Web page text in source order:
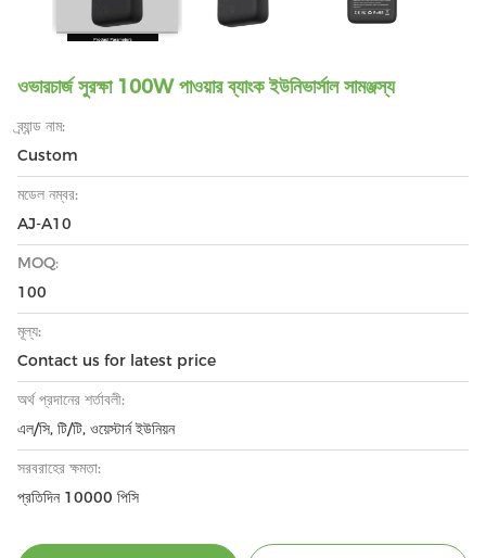
ওভারচার্জ সুরক্ষা 100W পাওয়ার ব্যাংক ইউনিভার্সাল সামঞ্জস্য
ব্র্যান্ড নাম:
Custom
মডেল নম্বর:
AJ-A10
MOQ:
100
মূল্য:
Contact us for latest price
অর্থ প্রদানের শর্তাবলী:
এল/সি, টি/টি, ওয়েস্টার্ন ইউনিয়ন
সরবরাহের ক্ষমতা:
প্রতিদিন 10000 পিসি